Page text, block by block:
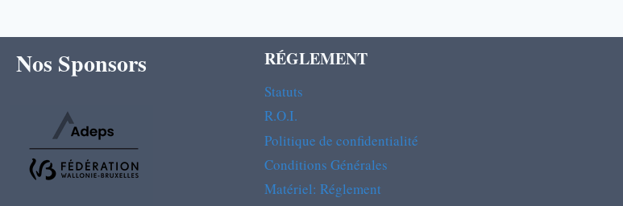
Nos Sponsors RÉGLEMENT
Statuts
R.O.I.
Politique de confidentialité
Conditions Générales
Matériel: Réglement